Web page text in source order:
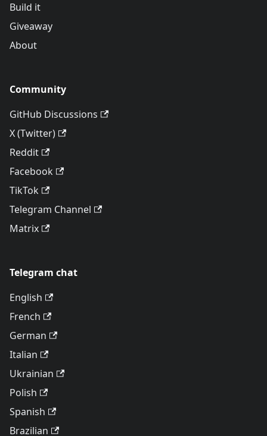
Build it
Giveaway
About
Community
GitHub Discussions
X (Twitter)
Reddit
Facebook
TikTok
Telegram Channel
Matrix
Telegram chat
English
French
German
Italian
Ukrainian
Polish
Spanish
Brazilian